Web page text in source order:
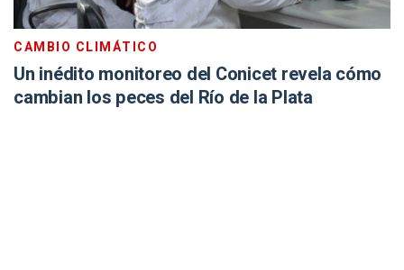
CAMBIO CLIMÁTICO
Un inédito monitoreo del Conicet revela cómo
cambian los peces del Río de la Plata